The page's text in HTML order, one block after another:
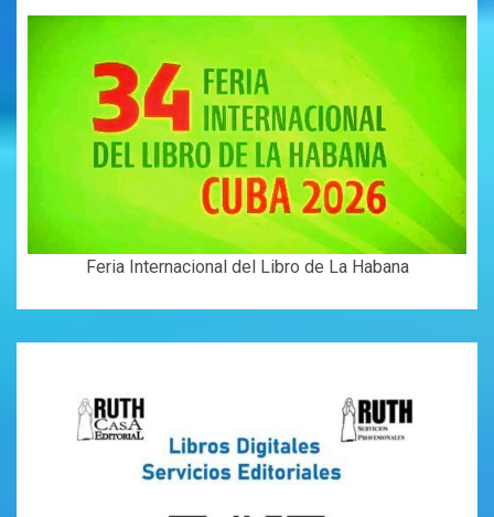
Feria Internacional del Libro de La Habana